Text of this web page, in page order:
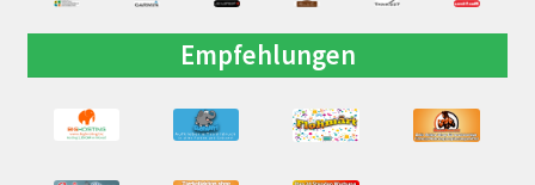
Empfehlungen